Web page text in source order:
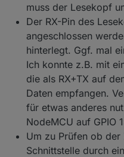
muss der Lesekopf
Der RX-Pin des
angeschlossen
hinterlegt. Ggf. mal
Ich konnte z.B. mit
die als RX+TX auf
Daten empfangen.
für etwas anderes
NodeMCU auf GPIO
Um zu Prüfen ob der
Schnittstelle durch